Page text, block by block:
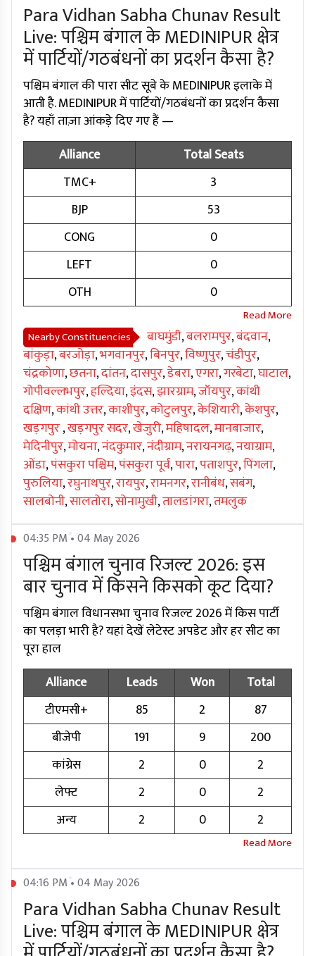
Para Vidhan Sabha Chunav Result
Live: पश्चिम बंगाल के MEDINIPUR क्षेत्र
में पार्टियों/गठबंधनों का प्रदर्शन कैसा है?
पश्चिम बंगाल की पारा सीट सूबे के MEDINIPUR इलाके में
आती है. MEDINIPUR में पार्टियों/गठबंधनों का प्रदर्शन कैसा
है? यहाँ ताज़ा आंकड़े दिए गए हैं —
Alliance
Total Seats
TMC+
3
BJP
53
CONG
0
LEFT
0
OTH
0
Nearby Constituencies बाघमुंडी,बलरामपुर,बंदवान,
बांकुड़ा,बरजोड़ा,भगवानपुर,बिनपुर,विष्णुपुर,चंडीपुर,
चंद्रकोणा,छतना,दांतन,दासपुर,डेबरा,एगरा,गरबेटा,घाटाल,
गोपीवल्लभपुर,हल्दिया,इंदस,झारग्राम,जॉयपुर,कांथी
दक्षिण,कांथी उत्तर,काशीपुर,कोटुलपुर,केशियारी,केशपुर,
खड़गपुर,खड़गपुर सदर,खेजुरी,महिषादल,मानबाजार,
मेदिनीपुर,मोयना,नंदकुमार,नंदीग्राम,नरायनगढ़,नयाग्राम,
ओंडा,पंसकुरा पश्चिम,पंसकुरा पूर्व,पारा,पताशपुर,पिंगला,
पुरुलिया,रघुनाथपुर,रायपुर,रामनगर,रानीबंध,सबंग,
सालबोनी,सालतोरा,सोनामुखी,तालडांगरा,तमलुक
04:35 PM • 04 May 2026
पश्चिम बंगाल चुनाव रिजल्ट 2026: इस
बार चुनाव में किसने किसको कूट दिया?
पश्चिम बंगाल विधानसभा चुनाव रिजल्ट 2026 में किस पार्टी
का पलड़ा भारी है? यहां देखें लेटेस्ट अपडेट और हर सीट का
पूरा हाल
Alliance
Leads Won
Total
टीएमसी+
85 2
87
बीजेपी
191 9
200
कांग्रेस
2 0
2
लेफ्ट
2 0
2
अन्य
2 0 2
04:16 PM • 04 May 2026
Para Vidhan Sabha Chunav Result
Live: पश्चिम बंगाल के MEDINIPUR क्षेत्र